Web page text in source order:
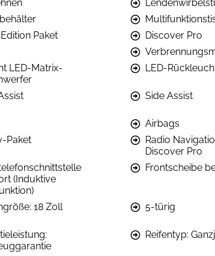
Paket
Discover Pro
LED-Matrix-
LED-
Side Assist
Airbags
Paket
Radio
Discover Pro
(Induktive
Frontscheibe
18 Zoll 5-türig
Reifentyp: